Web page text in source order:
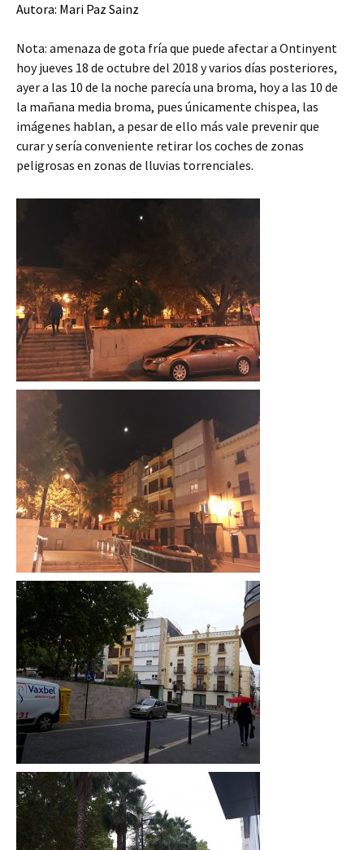
Autora: Mari Paz Sainz
Nota: amenaza de gota fría que puede afectar a Ontinyent
hoy jueves 18 de octubre del 2018 y varios días posteriores,
ayer a las 10 de la noche parecía una broma, hoy a las 10 de
la mañana media broma, pues únicamente chispea, las
imágenes hablan, a pesar de ello más vale prevenir que
curar y sería conveniente retirar los coches de zonas
peligrosas en zonas de lluvias torrenciales.